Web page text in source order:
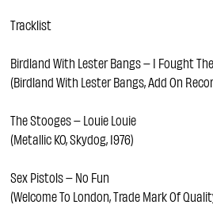
Tracklist
Birdland With Lester Bangs – I Fought
(Birdland With Lester Bangs, Add On
The Stooges – Louie Louie
(Metallic KO, Skydog, 1976)
Sex Pistols – No Fun
(Welcome To London, Trade Mark Of